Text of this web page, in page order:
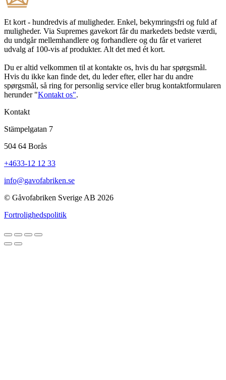
Et kort - hundredvis af muligheder. Enkel, bekymringsfri og fuld af
muligheder. Via Supremes gavekort får du markedets bedste værdi,
du undgår mellemhandlere og forhandlere og du får et varieret
udvalg af 100-vis af produkter. Alt det med ét kort.
Du er altid velkommen til at kontakte os, hvis du har spørgsmål.
Hvis du ikke kan finde det, du leder efter, eller har du andre
spørgsmål, så ring for personlig service eller brug kontaktformularen
herunder "Kontakt os".
Kontakt
Stämpelgatan 7
504 64 Borås
+4633-12 12 33
info@gavofabriken.se
© Gåvofabriken Sverige AB 2026
Fortrolighedspolitik